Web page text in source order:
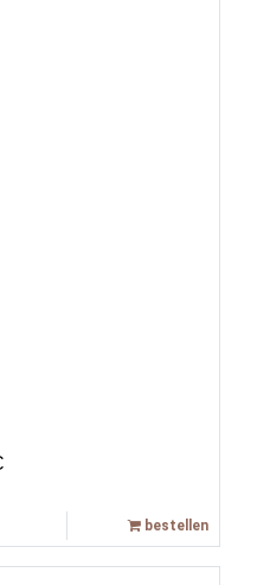
EUR.
price is: 10.430,00 EUR.
bestellen